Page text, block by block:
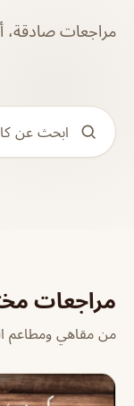
مراجعات صادقة،
مراجعات
من مقاهي ومطاعم